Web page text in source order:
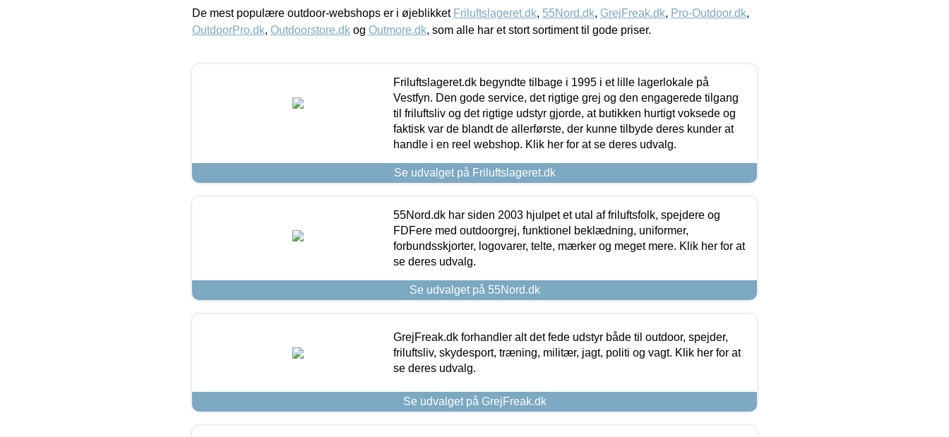
De mest populære outdoor-webshops er i øjeblikket Friluftslageret.dk, 55Nord.dk, GrejFreak.dk, Pro-Outdoor.dk,
OutdoorPro.dk, Outdoorstore.dk og Outmore.dk, som alle har et stort sortiment til gode priser.
Friluftslageret.dk begyndte tilbage i 1995 i et lille lagerlokale på
Vestfyn. Den gode service, det rigtige grej og den engagerede tilgang
til friluftsliv og det rigtige udstyr gjorde, at butikken hurtigt voksede og
faktisk var de blandt de allerførste, der kunne tilbyde deres kunder at
handle i en reel webshop. Klik her for at se deres udvalg.
Se udvalget på Friluftslageret.dk
55Nord.dk har siden 2003 hjulpet et utal af friluftsfolk, spejdere og
FDFere med outdoorgrej, funktionel beklædning, uniformer,
forbundsskjorter, logovarer, telte, mærker og meget mere. Klik her for at
se deres udvalg.
Se udvalget på 55Nord.dk
GrejFreak.dk forhandler alt det fede udstyr både til outdoor, spejder,
friluftsliv, skydesport, træning, militær, jagt, politi og vagt. Klik her for at
se deres udvalg.
Se udvalget på GrejFreak.dk